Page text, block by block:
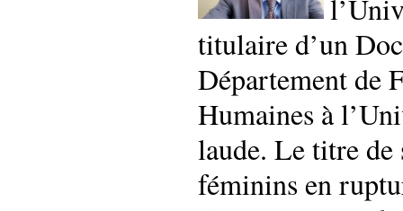
titulaire d’un
Département de
Humaines à
laude. Le titre de
féminins en